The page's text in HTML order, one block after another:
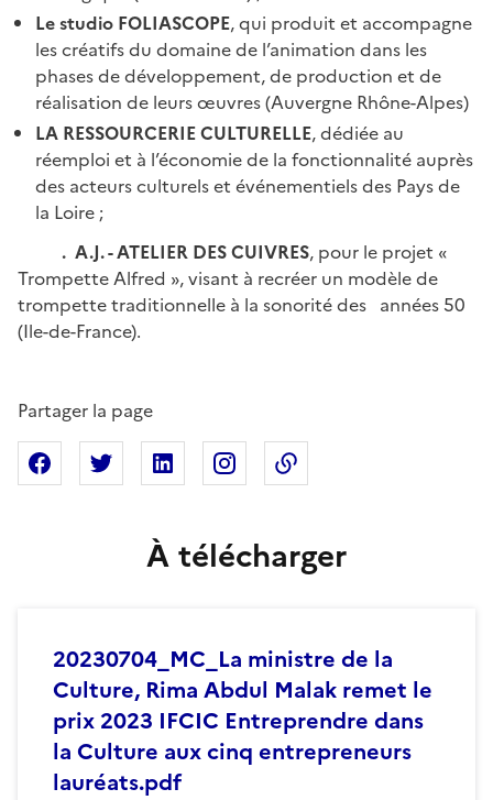
Le studio FOLIASCOPE, qui produit et accompagne
les créatifs du domaine de l’animation dans les
phases de développement, de production et de
réalisation de leurs œuvres (Auvergne Rhône-Alpes)
LA RESSOURCERIE CULTURELLE, dédiée au
réemploi et à l’économie de la fonctionnalité auprès
des acteurs culturels et événementiels des Pays de
la Loire ;
. A.J. - ATELIER DES CUIVRES, pour le projet «
Trompette Alfred », visant à recréer un modèle de
trompette traditionnelle à la sonorité des années 50
(Ile-de-France).
Partager la page
Partager sur Facebook
Partager sur XPartager sur Linkedin
Partager sur Instagram
À télécharger
20230704_MC_La ministre de la
Culture, Rima Abdul Malak remet le
prix 2023 IFCIC Entreprendre dans
la Culture aux cinq entrepreneurs
lauréats.pdf